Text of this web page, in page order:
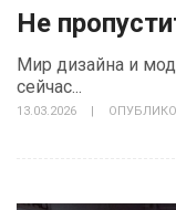
Не
Мир дизайна и
сейчас...
13.03.2026 |